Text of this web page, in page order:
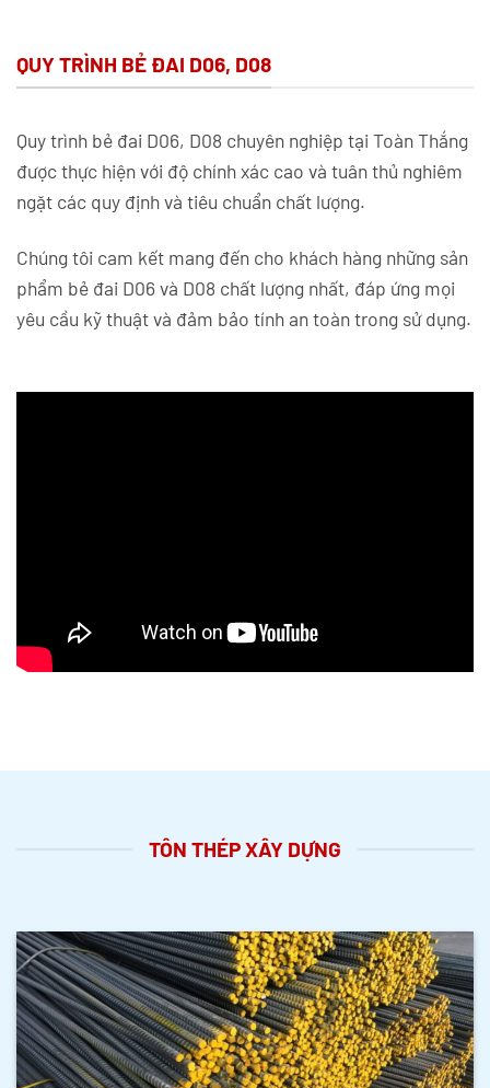
QUY TRÌNH BẺ ĐAI D06, D08
Quy trình bẻ đai D06, D08 chuyên nghiệp tại Toàn Thắng
được thực hiện với độ chính xác cao và tuân thủ nghiêm
ngặt các quy định và tiêu chuẩn chất lượng.
Chúng tôi cam kết mang đến cho khách hàng những sản
phẩm bẻ đai D06 và D08 chất lượng nhất, đáp ứng mọi
yêu cầu kỹ thuật và đảm bảo tính an toàn trong sử dụng.
TÔN THÉP XÂY DỰNG